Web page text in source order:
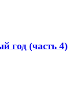
год (часть 4)